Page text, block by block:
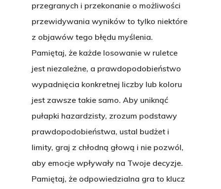
przegranych i przekonanie o możliwości
przewidywania wyników to tylko niektóre
z objawów tego błędu myślenia.
Pamiętaj, że każde losowanie w ruletce
jest niezależne, a prawdopodobieństwo
wypadnięcia konkretnej liczby lub koloru
jest zawsze takie samo. Aby uniknąć
pułapki hazardzisty, zrozum podstawy
prawdopodobieństwa, ustal budżet i
limity, graj z chłodną głową i nie pozwól,
aby emocje wpływały na Twoje decyzje.
Pamiętaj, że odpowiedzialna gra to klucz